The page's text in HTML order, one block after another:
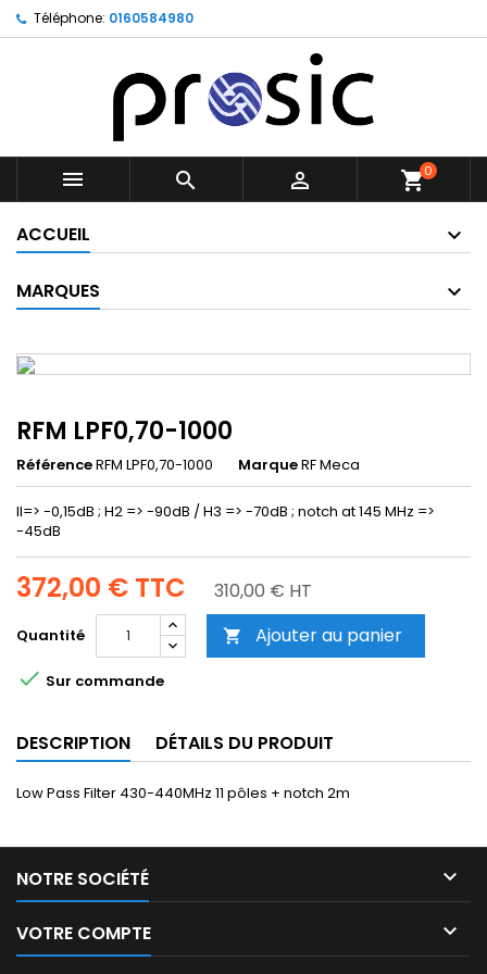
Téléphone: 0160584980
   shopping_cart0
ACCUEIL
MARQUES
RFM LPF0,70-1000
RéférenceRFM LPF0,70-1000 MarqueRF Meca
Il=> -0,15dB ; H2 => -90dB / H3 => -70dB ; notch at 145 MHz =>
-45dB
372,00 € TTC 310,00 € HT
Quantité  Ajouter au panier
 Sur commande
DESCRIPTION DÉTAILS DU PRODUIT
Low Pass Filter 430-440MHz 11 pôles + notch 2m
NOTRE SOCIÉTÉ 
VOTRE COMPTE 